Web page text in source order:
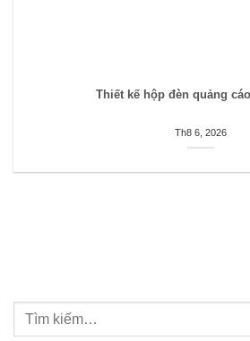
Thiết kế hộp đèn quảng
Th8 6, 2026